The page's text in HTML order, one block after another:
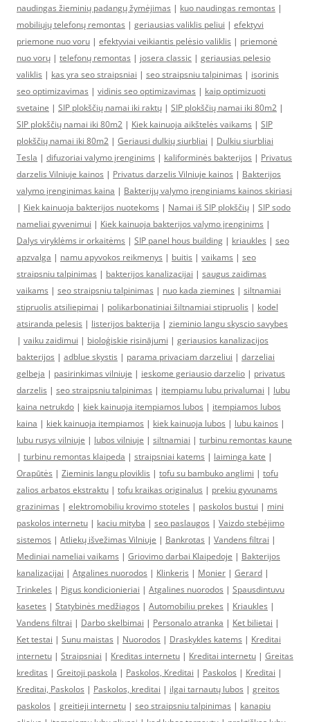
naudingas žieminių padangų žymėjimas | kuo naudingas remontas |
mobiliųjų telefonų remontas | geriausias valiklis peliui | efektyvi
priemone nuo voru | efektyviai veikiantis pelėsio valiklis | priemonė
nuo vorų | telefonų remontas | josera classic | geriausias pelesio
valiklis | kas yra seo straipsniai | seo straipsniu talpinimas | isorinis
seo optimizavimas | vidinis seo optimizavimas | kaip optimizuoti
svetaine | SIP plokščių namai iki raktų | SIP plokščių namai iki 80m2 |
SIP plokščių namai iki 80m2 | Kiek kainuoja aikštelės vaikams | SIP
plokščių namai iki 80m2 | Geriausi dulkių siurbliai | Dulkiu siurbliai
Tesla | difuzoriai valymo įrenginims | kaliforminės bakterijos | Privatus
darzelis Vilniuje kainos | Privatus darzelis Vilniuje kainos | Bakterijos
valymo įrenginimas kaina | Bakterijų valymo įrenginiams kainos skiriasi
| Kiek kainuoja bakterijos nuotekoms | Namai iš SIP plokščių | SIP sodo
nameliai gyvenimui | Kiek kainuoja bakterijos valymo įrenginims |
Dalys viryklėms ir orkaitėms | SIP panel hous building | kriaukles | seo
apzvalga | namu apyvokos reikmenys | buitis | vaikams | seo
straipsniu talpinimas | bakterijos kanalizacijai | saugus zaidimas
vaikams | seo straipsniu talpinimas | nuo kada ziemines | siltnamiai
stipruolis atsiliepimai | polikarbonatiniai šiltnamiai stipruolis | kodel
atsiranda pelesis | listerijos bakterija | zieminio langu skyscio savybes
| vaiku zaidimui | bioloģiskie risinājumi | geriausios kanalizacijos
bakterijos | adblue skystis | parama privaciam darzeliui | darzeliai
gelbeja | pasirinkimas vilniuje | ieskome geriausio darzelio | privatus
darzelis | seo straipsniu talpinimas | itempiamu lubu privalumai | lubu
kaina netrukdo | kiek kainuoja itempiamos lubos | itempiamos lubos
kaina | kiek kainuoja itempiamos | kiek kainuoja lubos | lubu kainos |
lubu rusys vilniuje | lubos vilniuje | siltnamiai | turbinu remontas kaune
| turbinu remontas klaipeda | straipsniai katems | laiminga kate |
Orapūtės | Zieminis langu ploviklis | tofu su bambuko anglimi | tofu
zalios arbatos ekstraktu | tofu kraikas originalus | prekiu gyvunams
grazinimas | elektromobiliu krovimo stoteles | paskolos bustui | mini
paskolos internetu | kaciu mityba | seo paslaugos | Vaizdo stebėjimo
sistemos | Atliekų išvežimas Vilniuje | Bankrotas | Vandens filtrai |
Mediniai nameliai vaikams | Griovimo darbai Klaipedoje | Bakterijos
kanalizacijai | Atgalines nuorodos | Klinkeris | Monier | Gerard |
Trinkeles | Pigus kondicionieriai | Atgalines nuorodos | Spausdintuvu
kasetes | Statybinės medžiagos | Automobiliu prekes | Kriaukles |
Vandens filtrai | Darbo skelbimai | Personalo atranka | Ket bilietai |
Ket testai | Sunu maistas | Nuorodos | Draskykles katems | Kreditai
internetu | Straipsniai | Kreditas internetu | Kreditai internetu | Greitas
kreditas | Greitoji paskola | Paskolos, Kreditai | Paskolos | Kreditai |
Kreditai, Paskolos | Paskolos, kreditai | ilgai tarnautų lubos | greitos
paskolos | greitieji internetu | seo straipsniu talpinimas | kanapiu